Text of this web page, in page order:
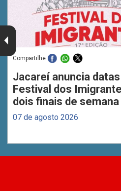
Compartilhe
Jacareí anuncia
Festival dos
dois finais de semana
07 de agosto 2026